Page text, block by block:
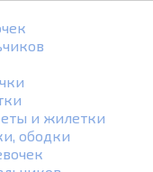
и жилетки
ободки